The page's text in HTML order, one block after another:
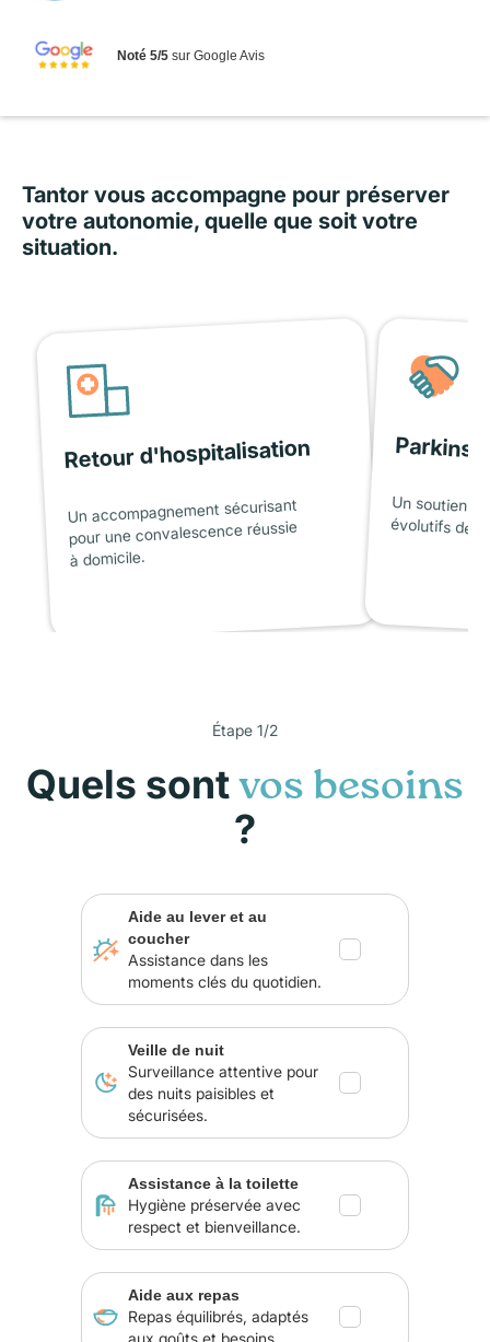
Noté 5/5sur Google Avis
Tantor vous accompagne pour préserver
votre autonomie, quelle que soit votre
situation.
Retour d'hospitalisation
Un accompagnement sécurisant
pour une convalescence réussie
à domicile.
Un soutien
évolutifs de
Étape 1/2
Quels sont vos besoins
?
Aide au lever et au
coucher
Assistance dans les
moments clés du quotidien.
Veille de nuit
Surveillance attentive pour
des nuits paisibles et
sécurisées.
Assistance à la toilette
Hygiène préservée avec
respect et bienveillance.
Aide aux repas
Repas équilibrés, adaptés
aux goûts et besoins.